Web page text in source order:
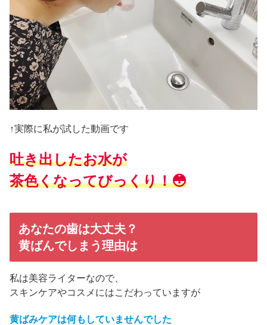
↑実際に私が試した動画です
吐き出したお水が
茶色くなってびっくり！😳
あなたの歯は大丈夫？
黄ばんでしまう理由は
私は美容ライターなので、
スキンケアやコスメにはこだわっていますが
黄ばみケアは何もしていませんでした